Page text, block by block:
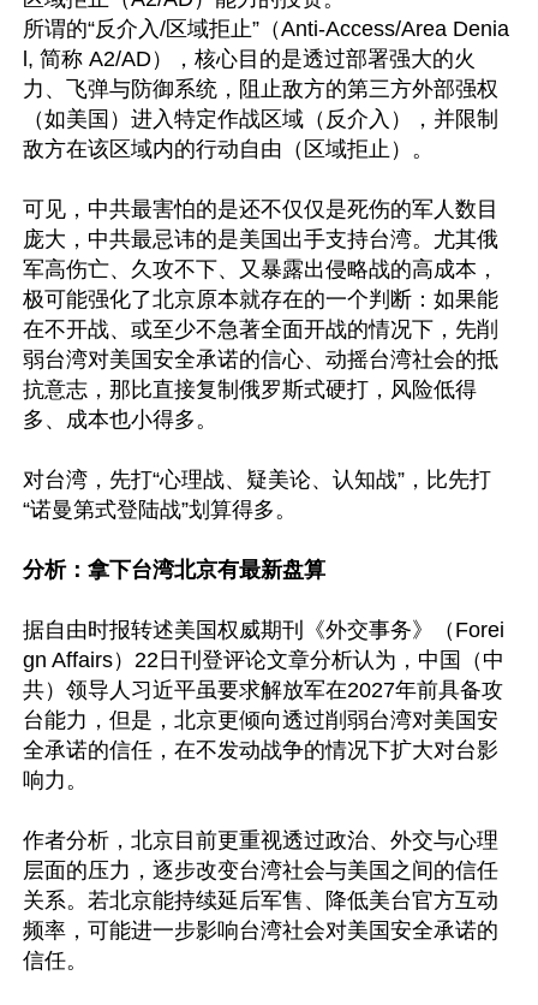
所谓的“反介入/区域拒止”（Anti-Access/Area Denia
l, 简称 A2/AD），核心目的是透过部署强大的火
力、飞弹与防御系统，阻止敌方的第三方外部强权
（如美国）进入特定作战区域（反介入），并限制
敌方在该区域内的行动自由（区域拒止）。
可见，中共最害怕的是还不仅仅是死伤的军人数目
庞大，中共最忌讳的是美国出手支持台湾。尤其俄
军高伤亡、久攻不下、又暴露出侵略战的高成本，
极可能强化了北京原本就存在的一个判断：如果能
在不开战、或至少不急著全面开战的情况下，先削
弱台湾对美国安全承诺的信心、动摇台湾社会的抵
抗意志，那比直接复制俄罗斯式硬打，风险低得
多、成本也小得多。
对台湾，先打“心理战、疑美论、认知战”，比先打
“诺曼第式登陆战”划算得多。
分析：拿下台湾北京有最新盘算
据自由时报转述美国权威期刊《外交事务》（Forei
gn Affairs）22日刊登评论文章分析认为，中国（中
共）领导人习近平虽要求解放军在2027年前具备攻
台能力，但是，北京更倾向透过削弱台湾对美国安
全承诺的信任，在不发动战争的情况下扩大对台影
响力。
作者分析，北京目前更重视透过政治、外交与心理
层面的压力，逐步改变台湾社会与美国之间的信任
关系。若北京能持续延后军售、降低美台官方互动
频率，可能进一步影响台湾社会对美国安全承诺的
信任。